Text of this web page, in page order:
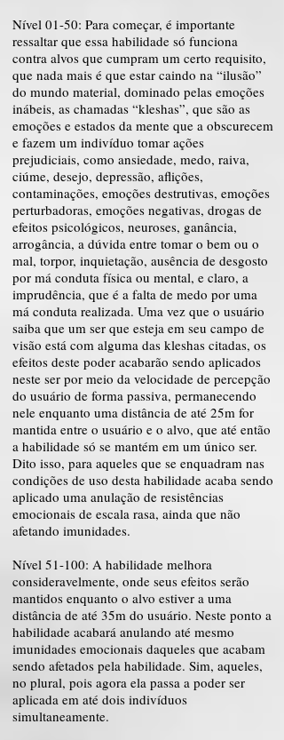
Nível 01-50: Para começar, é importante
ressaltar que essa habilidade só funciona
contra alvos que cumpram um certo requisito,
que nada mais é que estar caindo na “ilusão”
do mundo material, dominado pelas emoções
inábeis, as chamadas “kleshas”, que são as
emoções e estados da mente que a obscurecem
e fazem um indivíduo tomar ações
prejudiciais, como ansiedade, medo, raiva,
ciúme, desejo, depressão, aflições,
contaminações, emoções destrutivas, emoções
perturbadoras, emoções negativas, drogas de
efeitos psicológicos, neuroses, ganância,
arrogância, a dúvida entre tomar o bem ou o
mal, torpor, inquietação, ausência de desgosto
por má conduta física ou mental, e claro, a
imprudência, que é a falta de medo por uma
má conduta realizada. Uma vez que o usuário
saiba que um ser que esteja em seu campo de
visão está com alguma das kleshas citadas, os
efeitos deste poder acabarão sendo aplicados
neste ser por meio da velocidade de percepção
do usuário de forma passiva, permanecendo
nele enquanto uma distância de até 25m for
mantida entre o usuário e o alvo, que até então
a habilidade só se mantém em um único ser.
Dito isso, para aqueles que se enquadram nas
condições de uso desta habilidade acaba sendo
aplicado uma anulação de resistências
emocionais de escala rasa, ainda que não
afetando imunidades.
Nível 51-100: A habilidade melhora
consideravelmente, onde seus efeitos serão
mantidos enquanto o alvo estiver a uma
distância de até 35m do usuário. Neste ponto a
habilidade acabará anulando até mesmo
imunidades emocionais daqueles que acabam
sendo afetados pela habilidade. Sim, aqueles,
no plural, pois agora ela passa a poder ser
aplicada em até dois indivíduos
simultaneamente.